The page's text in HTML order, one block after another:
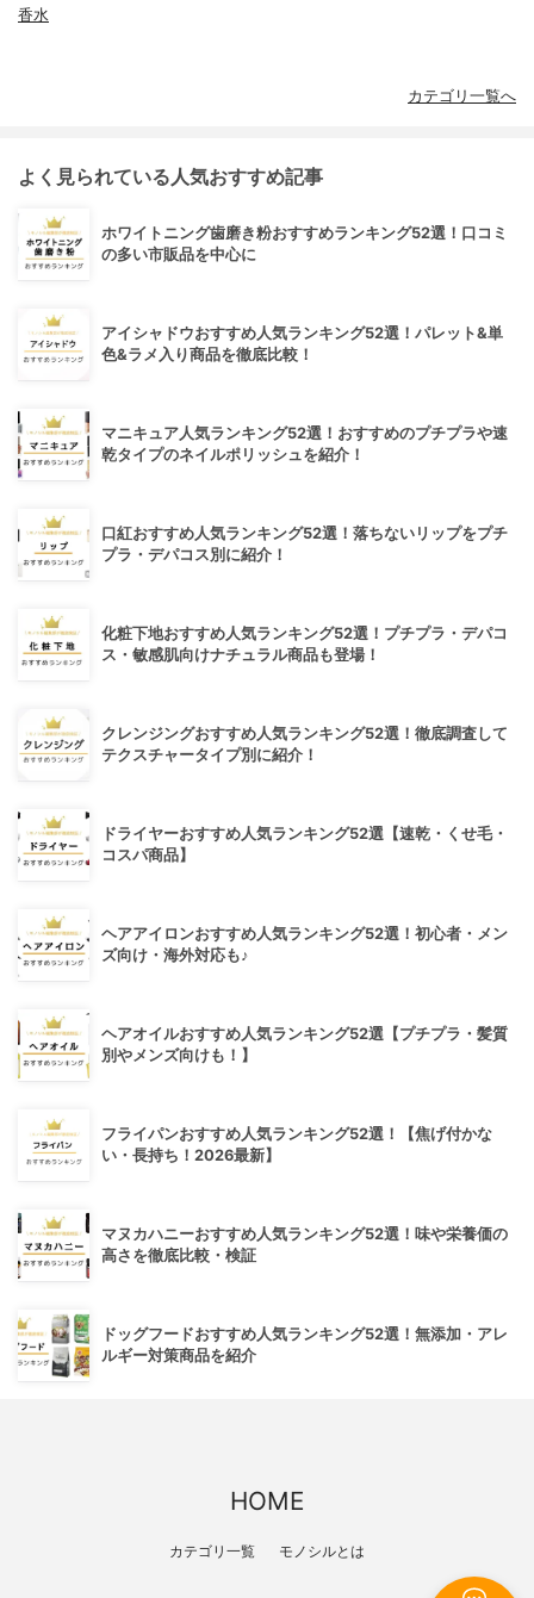
香水
カテゴリ一覧へ
よく見られている人気おすすめ記事
ホワイトニング歯磨き粉おすすめランキング52選！口コミ
の多い市販品を中心に
アイシャドウおすすめ人気ランキング52選！パレット&単
色&ラメ入り商品を徹底比較！
マニキュア人気ランキング52選！おすすめのプチプラや速
乾タイプのネイルポリッシュを紹介！
口紅おすすめ人気ランキング52選！落ちないリップをプチ
プラ・デパコス別に紹介！
化粧下地おすすめ人気ランキング52選！プチプラ・デパコ
ス・敏感肌向けナチュラル商品も登場！
クレンジングおすすめ人気ランキング52選！徹底調査して
テクスチャータイプ別に紹介！
ドライヤーおすすめ人気ランキング52選【速乾・くせ毛・
コスパ商品】
ヘアアイロンおすすめ人気ランキング52選！初心者・メン
ズ向け・海外対応も♪
ヘアオイルおすすめ人気ランキング52選【プチプラ・髪質
別やメンズ向けも！】
フライパンおすすめ人気ランキング52選！【焦げ付かな
い・長持ち！2026最新】
マヌカハニーおすすめ人気ランキング52選！味や栄養価の
高さを徹底比較・検証
ドッグフードおすすめ人気ランキング52選！無添加・アレ
ルギー対策商品を紹介
HOME
カテゴリ一覧 モノシルとは